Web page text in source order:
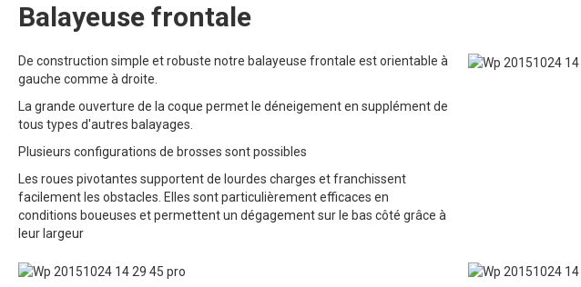
Balayeuse frontale
De construction simple et robuste notre balayeuse frontale est orientable à
gauche comme à droite.
La grande ouverture de la coque permet le déneigement en supplément de
tous types d'autres balayages.
Plusieurs configurations de brosses sont possibles
Les roues pivotantes supportent de lourdes charges et franchissent
facilement les obstacles. Elles sont particulièrement efficaces en
conditions boueuses et permettent un dégagement sur le bas côté grâce à
leur largeur